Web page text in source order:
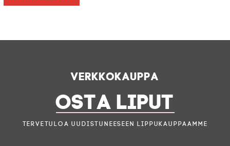
Verkkokauppa
OSTA LIPUT
Tervetuloa uudistuneeseen lippukauppaamme